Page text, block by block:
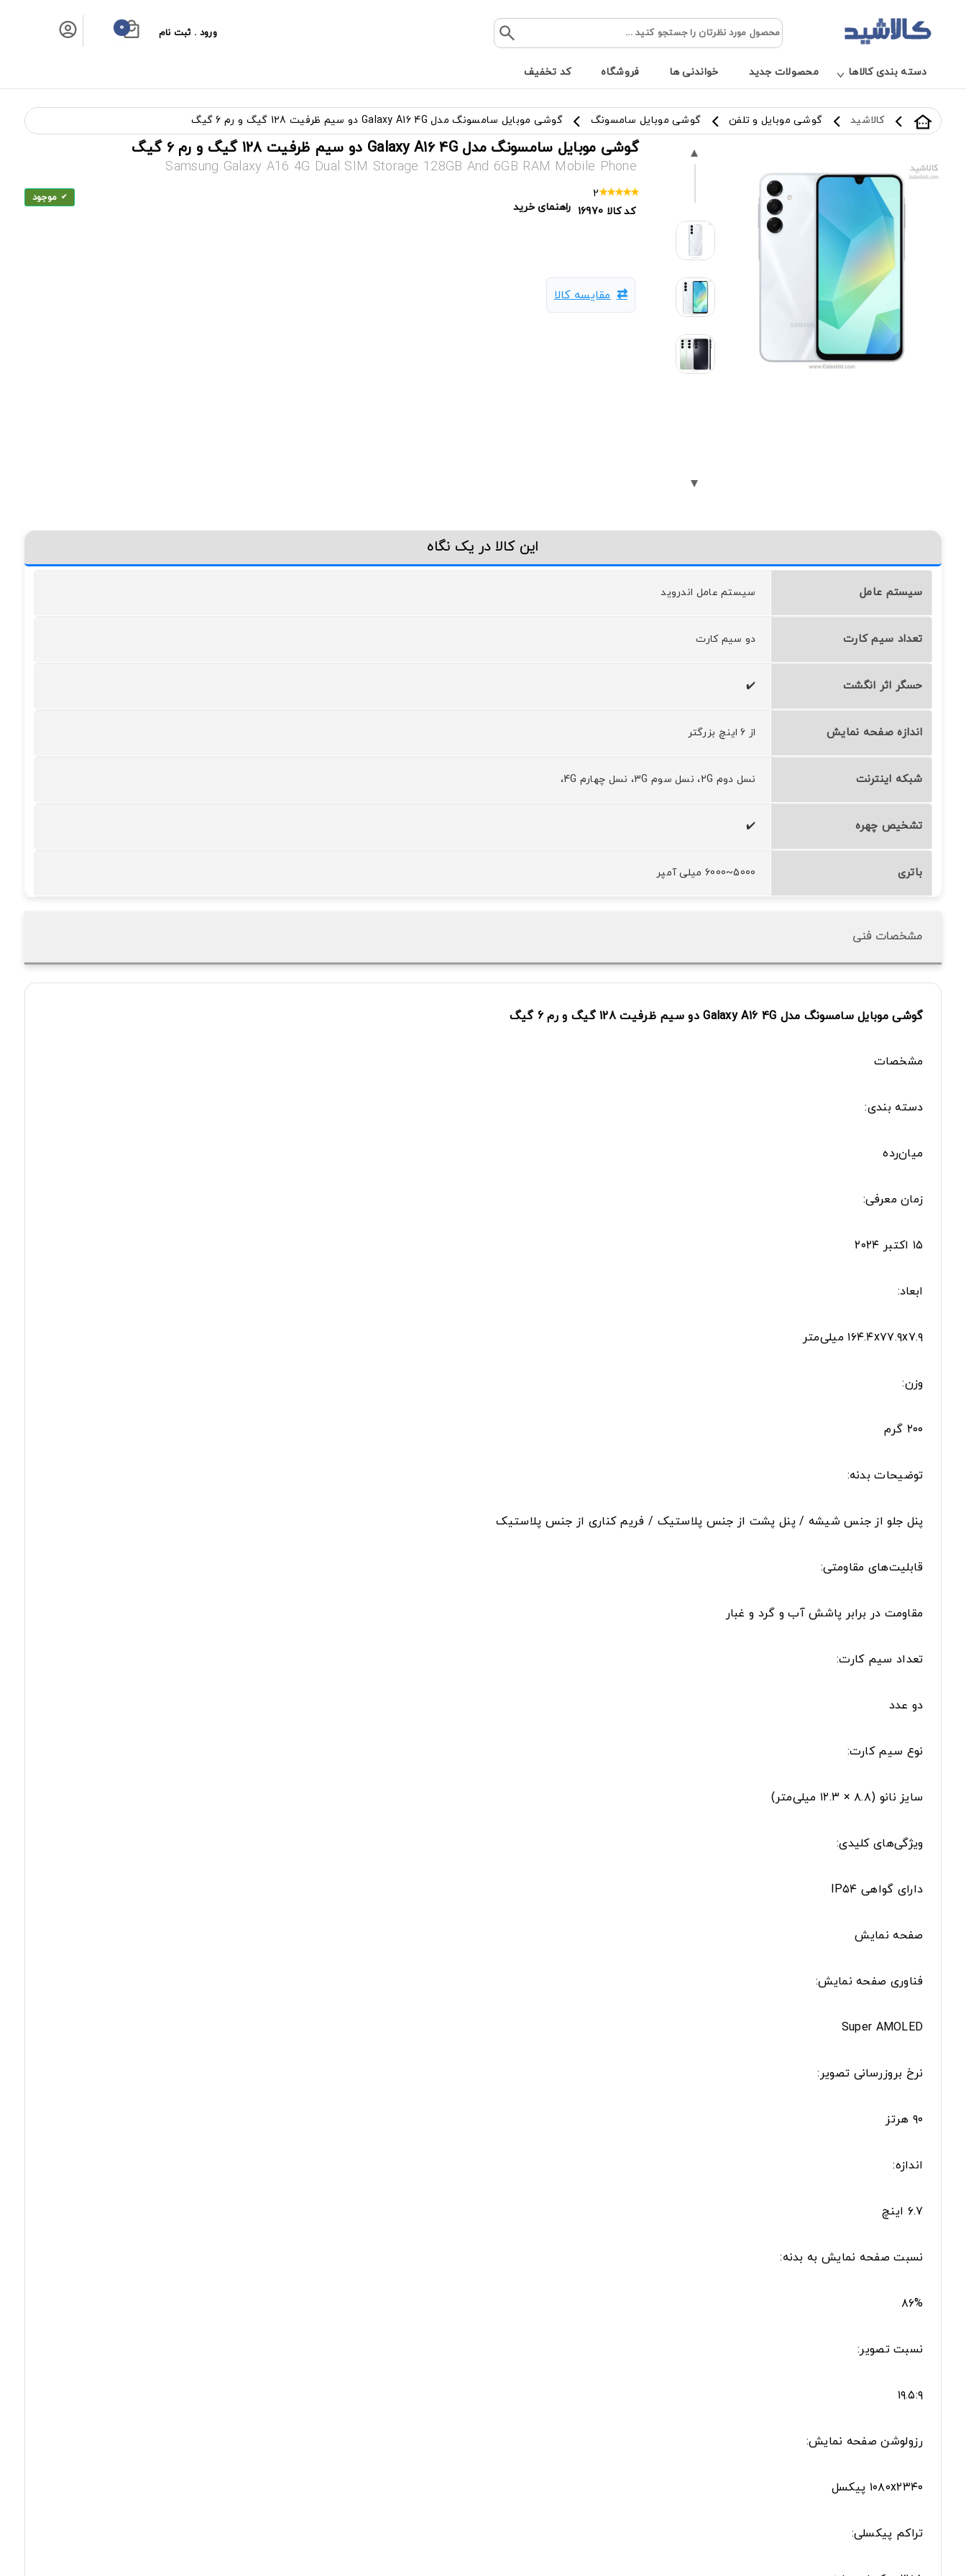
ورود . ثبت نام 0
دسته بندی کالاها محصولات جدید خواندنی ها فروشگاه کد تخفیف
کالاشید گوشی موبایل و تلفن گوشی موبایل سامسونگ گوشی موبایل سامسونگ مدل Galaxy A16 4G دو سیم ظرفیت 128 گیگ و رم 6 گیگ
گوشی موبایل سامسونگ مدل Galaxy A16 4G دو سیم ظرفیت 128 گیگ و رم 6 گیگ
Samsung Galaxy A16 4G Dual SIM Storage 128GB And 6GB RAM Mobile Phone
2 موجود
کد کالا 16970 راهنمای خرید
مقایسه کالا
این کالا در یک نگاه
سیستم عامل سيستم عامل اندرويد
تعداد سیم کارت دو سیم کارت
حسگر اثر انگشت ✔️
اندازه صفحه نمایش از 6 اینچ بزرگتر
شبکه اینترنت نسل دوم 2G، نسل سوم 3G، نسل چهارم 4G،
تشخیص چهره ✔️
باتری 5000~6000 میلی آمپر
مشخصات فنی
گوشی موبایل سامسونگ مدل Galaxy A16 4G دو سیم ظرفیت 128 گیگ و رم 6 گیگ
مشخصات
دسته ‌بندی:
‌میان‌رده
زمان معرفی:
۱۵ اکتبر ۲۰۲۴
ابعاد:
۱۶۴.۴x۷۷.۹x۷.۹ میلی‌متر
وزن:
۲۰۰ گرم
توضیحات بدنه:
پنل جلو از جنس شیشه / پنل پشت از جنس پلاستیک / فریم کناری از جنس پلاستیک
قابلیت‌های مقاومتی:
مقاومت در برابر پاشش آب و گرد و غبار
تعداد سیم کارت:
دو عدد
نوع سیم کارت:
سایز نانو (۸.۸ × ۱۲.۳ میلی‌متر)
ویژگی‌های کلیدی:
دارای گواهی IP۵۴
صفحه نمایش
فناوری صفحه‌ نمایش:
Super AMOLED
نرخ بروزرسانی تصویر:
۹۰ هرتز
اندازه:
۶.۷ اینچ
نسبت صفحه‌ نمایش به بدنه:
۸۶%
نسبت تصویر:
۱۹.۵:۹
رزولوشن صفحه نمایش:
۱۰۸۰x۲۳۴۰ پیکسل
تراکم پیکسلی: